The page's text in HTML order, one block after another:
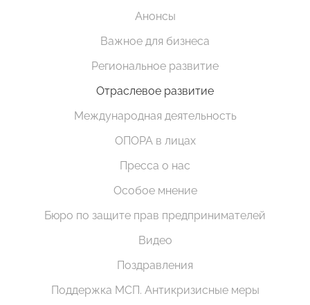
Анонсы
Важное для бизнеса
Региональное развитие
Отраслевое развитие
Международная деятельность
ОПОРА в лицах
Пресса о нас
Особое мнение
Бюро по защите прав предпринимателей
Видео
Поздравления
Поддержка МСП. Антикризисные меры